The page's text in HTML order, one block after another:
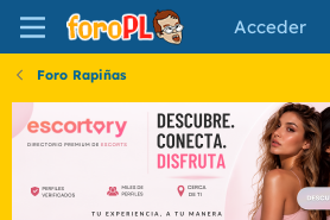
Acceder
Foro Rapiñas